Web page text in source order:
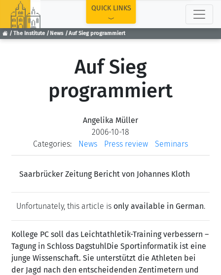
The Institute News Auf Sieg programmiert
QUICK LINKS
Auf Sieg
programmiert
Angelika Müller
2006-10-18
Categories:
News Press review Seminars
Saarbrücker Zeitung Bericht von Johannes Kloth
Unfortunately, this article is only available in German.
Kollege PC soll das Leichtathletik-Training verbessern –
Tagung in Schloss DagstuhlDie Sportinformatik ist eine
junge Wissenschaft. Sie unterstützt die Athleten bei
der Jagd nach den entscheidenden Zentimetern und